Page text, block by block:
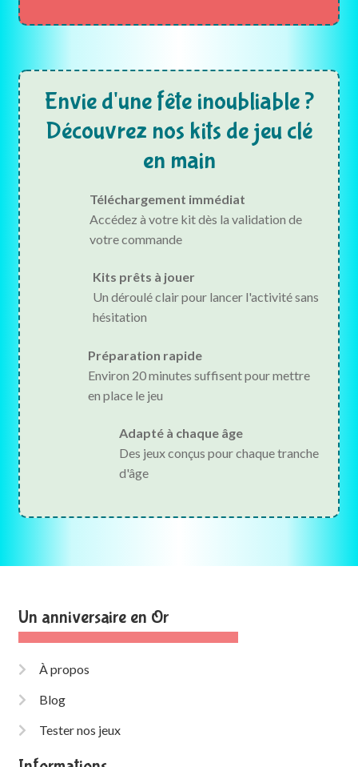
Envie d'une fête inoubliable ?
Découvrez nos kits de jeu clé
en main
Téléchargement immédiat
Accédez à votre kit dès la validation de
votre commande
Kits prêts à jouer
Un déroulé clair pour lancer l'activité sans
hésitation
Préparation rapide
Environ 20 minutes suffisent pour mettre
en place le jeu
Adapté à chaque âge
Des jeux conçus pour chaque tranche
d'âge
Un anniversaire en Or
À propos
Blog
Tester nos jeux